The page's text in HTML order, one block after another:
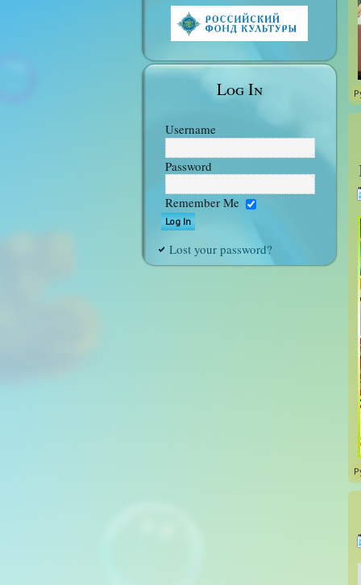
Log In
Username
Password
Remember Me
Lost your password?